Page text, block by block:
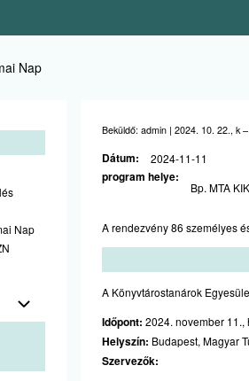
Nap
Nap
Beküldő: admin| 2024. 10. 22., k
Dátum 2024-11-11
program helye
Bp. MTA KIK
A rendezvény 86 személyes
A Könyvtárostanárok
Időpont: 2024. november 11.,
Helyszín: Budapest, Magyar
Szervezők: